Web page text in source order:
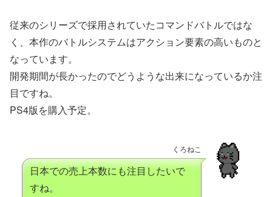
従来のシリーズで採用されていたコマンドバトルではな
く、本作のバトルシステムはアクション要素の高いものと
なっています。
開発期間が長かったのでどうような出来になっているか注
目ですね。
PS4版を購入予定。
くろねこ
日本での売上本数にも注目したいで
すね。